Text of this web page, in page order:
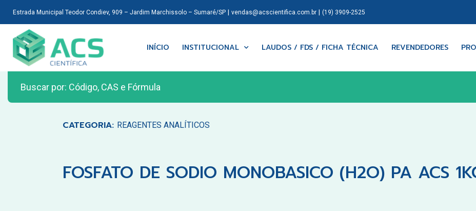
Estrada Municipal Teodor Condiev, 909 – Jardim Marchissolo – Sumaré/SP| vendas@acscientifica.com.br| (19) 3909-2525
INÍCIO INSTITUCIONAL LAUDOS / FDS / FICHA TÉCNICA REVENDEDORES
CATEGORIA: REAGENTES ANALÍTICOS
FOSFATO DE SODIO MONOBASICO (H2O) PA ACS